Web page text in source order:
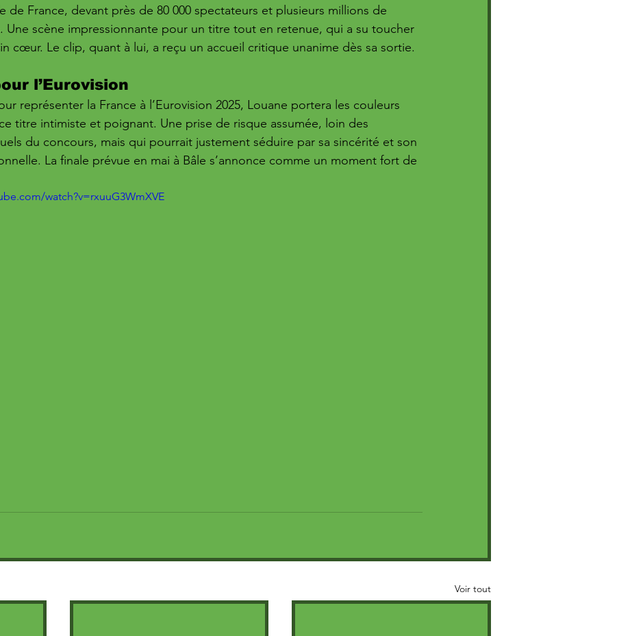
de France, devant près de 80 000 spectateurs et plusieurs millions de
Une scène impressionnante pour un titre tout en retenue, qui a su toucher
cœur. Le clip, quant à lui, a reçu un accueil critique unanime dès sa sortie.
l’Eurovision
représenter la France à l’Eurovision 2025, Louane portera les couleurs
titre intimiste et poignant. Une prise de risque assumée, loin des
du concours, mais qui pourrait justement séduire par sa sincérité et son
La finale prévue en mai à Bâle s’annonce comme un moment fort de
watch?v=rxuuG3WmXVE
Voir tout